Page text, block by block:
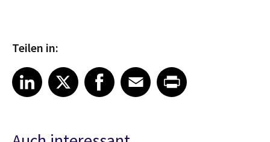
Teilen in:
Share article on LinkedIn
LinkedIn
Share article on XShare article on Facebook
Facebook
Share article on Email
EmailShare article on Print